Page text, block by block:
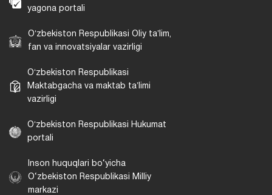
yagona portali
Oʻzbekiston Respublikasi Oliy taʼlim,
fan va innovatsiyalar vazirligi
Oʻzbekiston Respublikasi
Maktabgacha va maktab taʼlimi
vazirligi
Oʻzbekiston Respublikasi Hukumat
portali
Inson huquqlari bo‘yicha
O‘zbekiston Respublikasi Milliy
markazi